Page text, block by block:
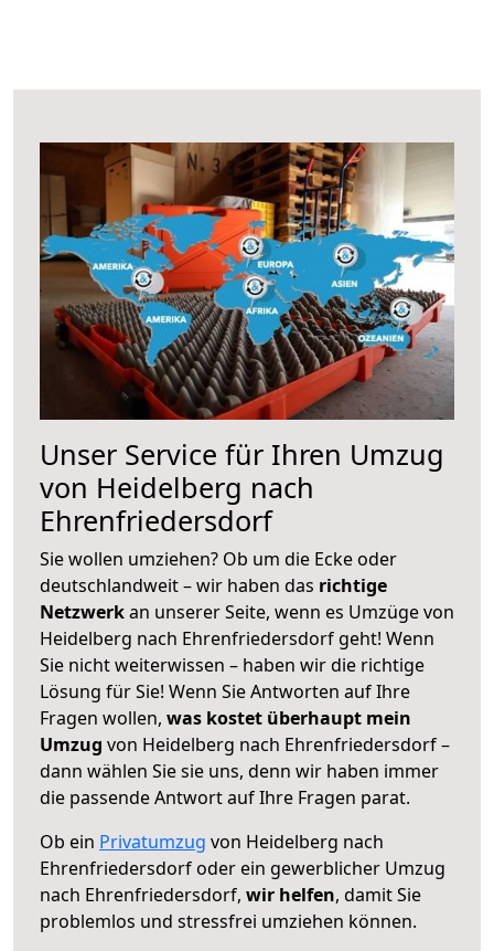
Unser Service für Ihren Umzug
von Heidelberg nach
Ehrenfriedersdorf
Sie wollen umziehen? Ob um die Ecke oder
deutschlandweit – wir haben das richtige
Netzwerkan unserer Seite, wenn es Umzüge von
Heidelberg nach Ehrenfriedersdorf geht! Wenn
Sie nicht weiterwissen – haben wir die richtige
Lösung für Sie! Wenn Sie Antworten auf Ihre
Fragen wollen, was kostet überhaupt mein
Umzug von Heidelberg nach Ehrenfriedersdorf –
dann wählen Sie sie uns, denn wir haben immer
die passende Antwort auf Ihre Fragen parat.
Ob ein Privatumzug von Heidelberg nach
Ehrenfriedersdorf oder ein gewerblicher Umzug
nach Ehrenfriedersdorf, wir helfen, damit Sie
problemlos und stressfrei umziehen können.